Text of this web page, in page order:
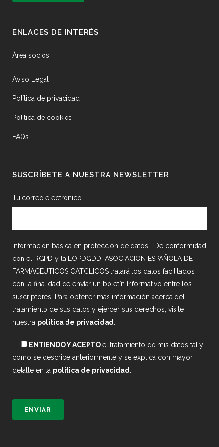
ENLACES DE INTERÉS
Área socios
Aviso Legal
Política de privacidad
Política de cookies
FAQs
SUSCRÍBETE A NUESTRA NEWSLETTER
Tu correo electrónico
Información básica en protección de datos.- De conformidad
con el RGPD y la LOPDGDD, ASOCIACION ESPAÑOLA DE
FARMACEUTICOS CATOLICOS tratará los datos facilitados
con la finalidad de enviar un boletín informativo entre los
suscriptores. Para obtener más información acerca del
tratamiento de sus datos y ejercer sus derechos, visite
nuestra política de privacidad
ENTIENDO Y ACEPTOel tratamiento de mis datos tal y
como se describe anteriormente y se explica con mayor
detalle en la política de privacidad